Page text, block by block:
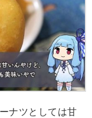
ナツとしては甘